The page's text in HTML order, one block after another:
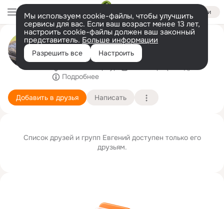
Войти
Мы используем cookie-файлы, чтобы улучшить
сервисы для вас. Если ваш возраст менее 13 лет,
настроить cookie-файлы должен ваш законный
представитель. Больше информации
Разрешить все Настроить
Eвгений Oнищенко
Каждому своё!
Подробнее
Добавить в друзья Написать
Список друзей и групп Eвгений доступен только его
друзьям.